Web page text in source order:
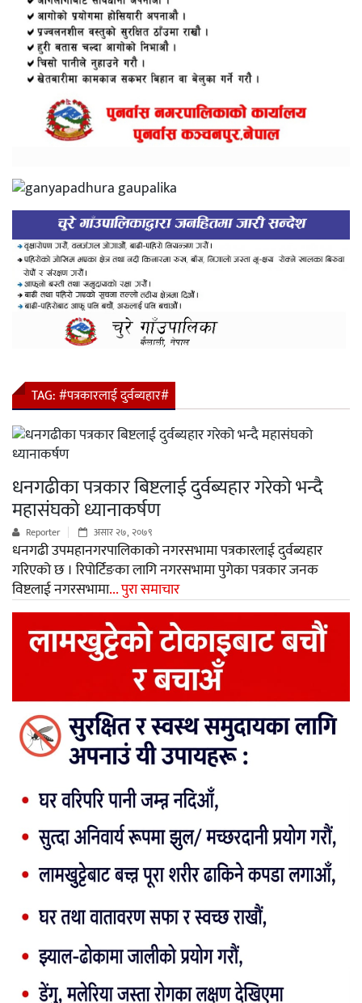
TAG:#पत्रकारलाई दुर्वब्यहार#
धनगढीका पत्रकार बिष्टलाई दुर्वब्यहार गरेको भन्दै
महासंघको ध्यानाकर्षण
Reporter असार २७, २०७९
धनगढी उपमहानगरपालिकाको नगरसभामा पत्रकारलाई दुर्वब्यहार
गरिएको छ । रिपोर्टिङका लागि नगरसभामा पुगेका पत्रकार जनक
विष्टलाई नगरसभामा... पुरा समाचार